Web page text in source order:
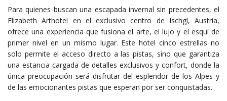
Para quienes buscan una escapada invernal sin precedentes, el
Elizabeth Arthotel en el exclusivo centro de Ischgl, Austria,
ofrece una experiencia que fusiona el arte, el lujo y el esquí de
primer nivel en un mismo lugar. Este hotel cinco estrellas no
solo permite el acceso directo a las pistas, sino que garantiza
una estancia cargada de detalles exclusivos y confort, donde la
única preocupación será disfrutar del esplendor de los Alpes y
de las emocionantes pistas que esperan por ser conquistadas.